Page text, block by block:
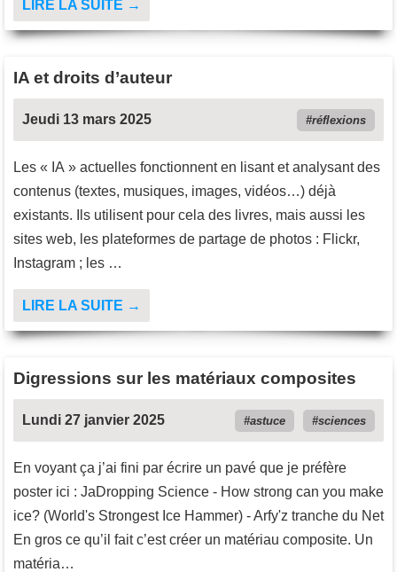
LIRE LA SUITE →
IA et droits d’auteur
Jeudi 13 mars 2025 réflexions
Les « IA » actuelles fonctionnent en lisant et analysant des
contenus (textes, musiques, images, vidéos…) déjà
existants. Ils utilisent pour cela des livres, mais aussi les
sites web, les plateformes de partage de photos : Flickr,
Instagram ; les …
LIRE LA SUITE →
Digressions sur les matériaux composites
Lundi 27 janvier 2025 astuce sciences
En voyant ça j’ai fini par écrire un pavé que je préfère
poster ici : JaDropping Science - How strong can you make
ice? (World's Strongest Ice Hammer) - Arfy'z tranche du Net
En gros ce qu’il fait c’est créer un matériau composite. Un
matéria…